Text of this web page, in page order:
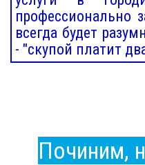
профессионально
всегда будет
- "скупой платит
Починим,